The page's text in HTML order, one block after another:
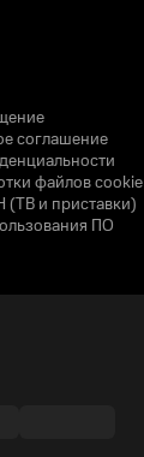
соглашение
файлов cookie
(ТВ и приставки)
ПО